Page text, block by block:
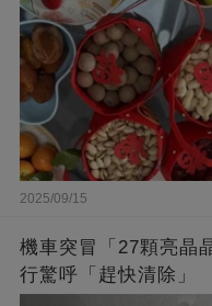
2025/09/15
機車突冒「27顆亮晶
行驚呼「趕快清除」